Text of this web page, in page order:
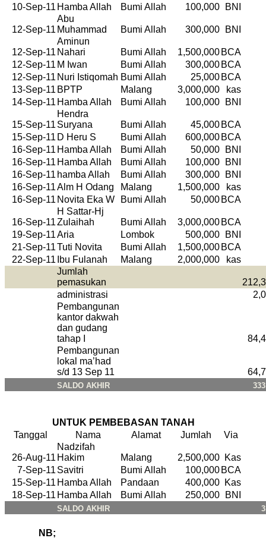
10-Sep-11 Hamba Allah Bumi Allah 100,000 BNI
12-Sep-11
Abu
Muhammad
Bumi Allah 300,000 BNI
12-Sep-11
Aminun
Nahari
Bumi Allah 1,500,000 BCA
12-Sep-11 M Iwan Bumi Allah 300,000 BCA
12-Sep-11 Nuri Istiqomah Bumi Allah 25,000 BCA
13-Sep-11 BPTP Malang 3,000,000
kas
14-Sep-11 Hamba Allah Bumi Allah 100,000 BNI
15-Sep-11
Hendra
Suryana
Bumi Allah 45,000 BCA
15-Sep-11 D Heru S Bumi Allah 600,000 BCA
16-Sep-11 Hamba Allah Bumi Allah 50,000
BNI
16-Sep-11 Hamba Allah Bumi Allah 100,000
BNI
16-Sep-11 hamba Allah Bumi Allah 300,000
BNI
16-Sep-11Alm H Odang Malang 1,500,000
kas
16-Sep-11 Novita Eka W Bumi Allah 50,000 BCA
16-Sep-11
H Sattar-Hj
Zulaihah
Bumi Allah 3,000,000 BCA
19-Sep-11Aria Lombok 500,000
BNI
21-Sep-11Tuti Novita Bumi Allah 1,500,000 BCA
22-Sep-11 Ibu Fulanah Malang 2,000,000
kas
Jumlah
pemasukan
administrasi
Pembangunan
kantor dakwah
dan gudang
tahap I
Pembangunan
lokal ma’had
s/d 13 Sep 11
SALDO AKHIR
UNTUK PEMBEBASAN TANAH
Tanggal
Nama Alamat Jumlah Via
26-Aug-11
Nadzifah
Hakim
Malang 2,500,000 Kas
7-Sep-11 Savitri Bumi Allah 100,000 BCA
15-Sep-11 Hamba Allah Pandaan 400,000 Kas
18-Sep-11 Hamba Allah Bumi Allah 250,000 BNI
SALDO AKHIR
NB;